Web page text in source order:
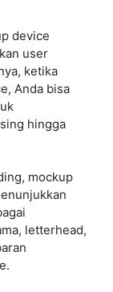
device
user
ketika
Anda bisa
hingga
mockup
letterhead,